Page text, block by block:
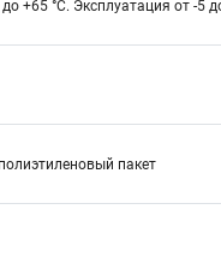
+65 °C. Эксплуатация от -5
пакет